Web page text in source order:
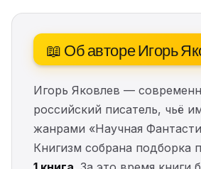
📖 Об авторе Игорь
Игорь Яковлев —
российский писатель, чьё
жанрами «Научная
Книгизм собрана подборка